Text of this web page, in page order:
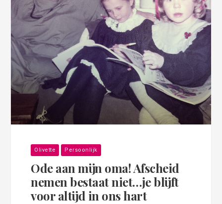
Olivette Persoonlijk
Ode aan mijn oma! Afscheid
nemen bestaat niet…je blijft
voor altijd in ons hart